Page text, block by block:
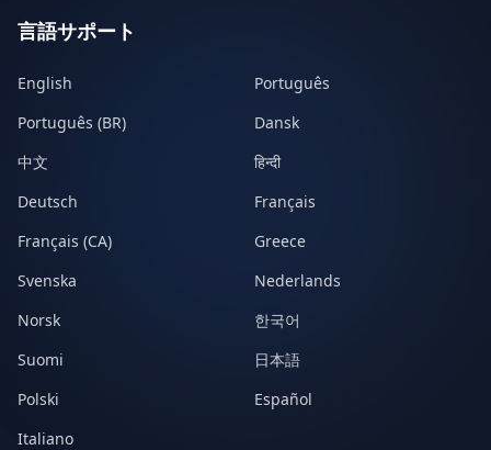
言語サポート
English
Português
Português (BR)
Dansk
中文
हिन्दी
Deutsch
Français
Français (CA)
Greece
Svenska
Nederlands
Norsk
한국어
Suomi
日本語
Polski
Español
Italiano